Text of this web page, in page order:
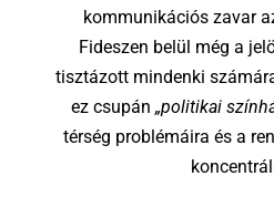
kommunikációs zavar
Fideszen belül még a
tisztázott mindenki
ez csupán „politikai
térség problémáira és a